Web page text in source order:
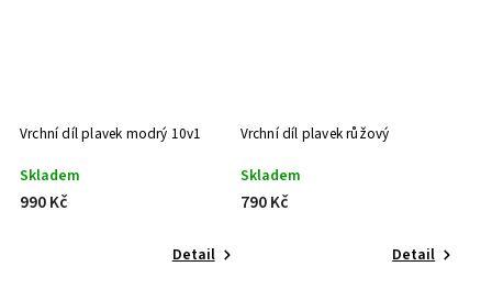
Vrchní díl plavek modrý 10v1
Skladem
990 Kč
Detail
Vrchní díl plavek růžový
Skladem
790 Kč
Detail